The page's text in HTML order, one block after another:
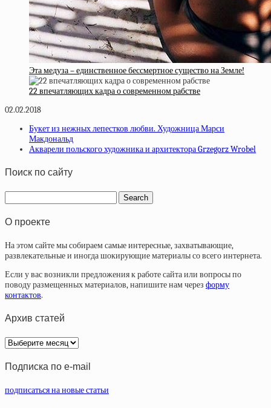
Эта медуза – единственное бессмертное существо на Земле!
22 впечатляющих кадра о современном рабстве
02.02.2018
Букет из нежных лепестков любви. Художница Марси
Макдональд
Акварели польского художника и архитектора Grzegorz Wrobel
Поиск по сайту
О проекте
На этом сайте мы собираем самые интересные, захватывающие,
развлекательные и иногда шокирующие материалы со всего интернета.
Если у вас возникли предложения к работе сайта или вопросы по
поводу размещенных материалов, напишите нам через форму
контактов.
Архив статей
Архив
статей
Подписка по e-mail
подписаться на новые статьи